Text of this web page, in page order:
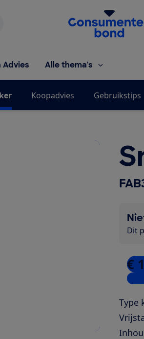
Homepage van de
Advies Alle thema's
Koopadvies Gebruikstips
Dit
€
1
Type